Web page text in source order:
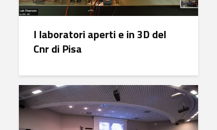
I laboratori aperti e in 3D del
Cnr di Pisa